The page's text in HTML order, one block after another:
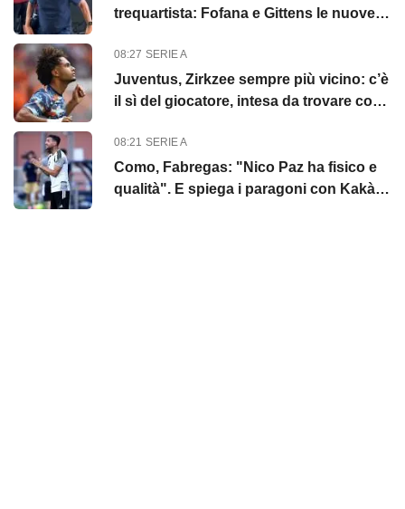
trequartista: Fofana e Gittens le nuove
08:27 SERIE A
Juventus, Zirkzee sempre più vicino: c’è
il sì del giocatore, intesa da trovare con
08:21 SERIE A
Como, Fabregas: "Nico Paz ha fisico e
qualità". E spiega i paragoni con Kakà e